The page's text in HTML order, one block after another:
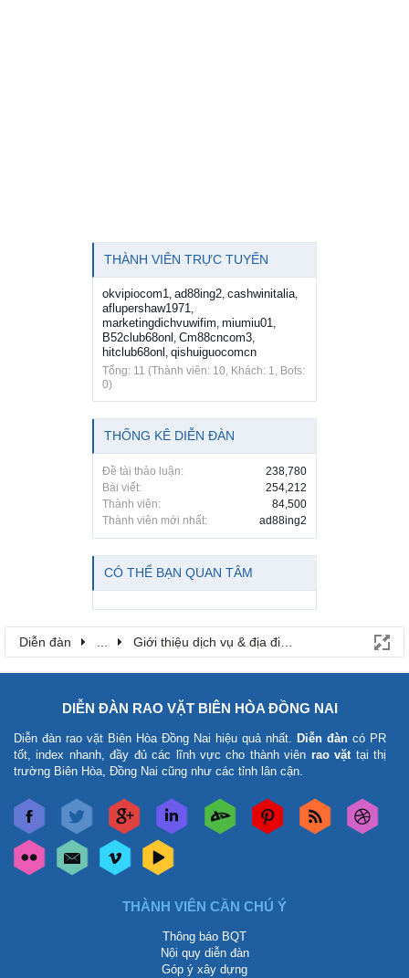
THÀNH VIÊN TRỰC TUYẾN
okvipiocom1, ad88ing2, cashwinitalia,
aflupershaw1971,
marketingdichvuwifim, miumiu01,
B52club68onl , Cm88cncom3,
hitclub68onl , qishuiguocomcn
Tổng: 11 (Thành viên: 10, Khách: 1, Bots:
0)
THỐNG KÊ DIỄN ĐÀN
Đề tài thảo luận:
238,780
Bài viết:
254,212
Thành viên:
84,500
Thành viên mới nhất:
ad88ing2
CÓ THỂ BẠN QUAN TÂM
Diễn đàn Giới thiệu dịch vụ & địa điểm
DIỄN ĐÀN RAO VẶT BIÊN HÒA ĐỒNG NAI
Diễn đàn rao vặt Biên Hòa Đồng Nai hiệu quả nhất. Diễn đàn có PR
tốt, index nhanh, đầy đủ các lĩnh vực cho thành viên rao vặttại thị
trường Biên Hòa, Đồng Nai cũng như các tỉnh lân cận.
THÀNH VIÊN CẦN CHÚ Ý
Thông báo BQT
Nội quy diễn đàn
Góp ý xây dựng